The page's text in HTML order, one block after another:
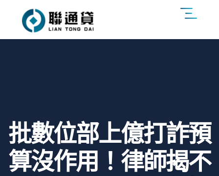
批數位部上億打詐預
算沒作用！律師揭不